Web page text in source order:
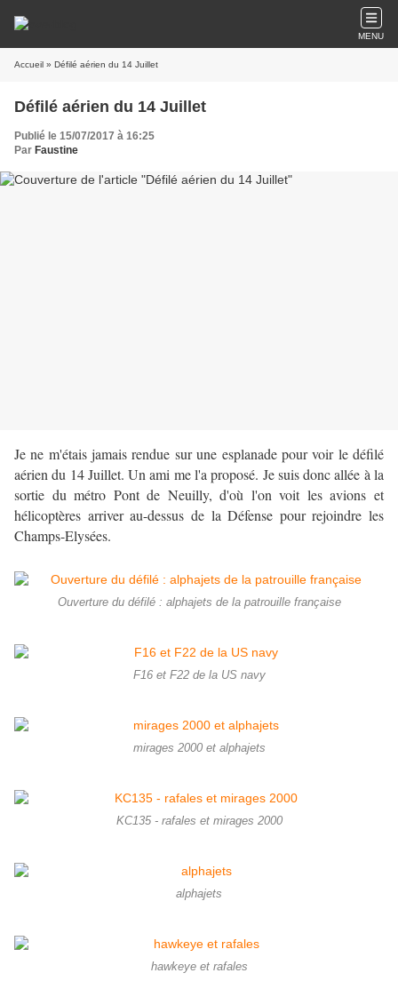
MENU
Accueil » Défilé aérien du 14 Juillet
Défilé aérien du 14 Juillet
Publié le 15/07/2017 à 16:25
Par Faustine
Je ne m'étais jamais rendue sur une esplanade pour voir le défilé
aérien du 14 Juillet. Un ami me l'a proposé. Je suis donc allée à la
sortie du métro Pont de Neuilly, d'où l'on voit les avions et
hélicoptères arriver au-dessus de la Défense pour rejoindre les
Champs-Elysées.
Ouverture du défilé : alphajets de la patrouille française
F16 et F22 de la US navy
mirages 2000 et alphajets
KC135 - rafales et mirages 2000
alphajets
hawkeye et rafales